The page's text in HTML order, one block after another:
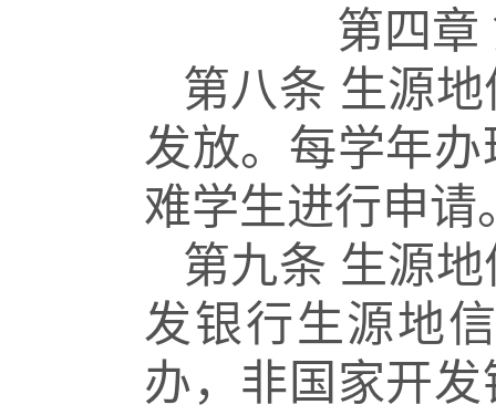
第四章
第八条 生源
发放。每学年
难学生进行申请
第九条 生源
发银行生源地
办，非国家开